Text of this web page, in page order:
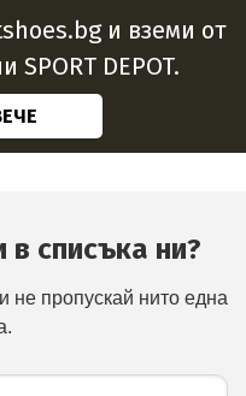
и вземи от
SPORT DEPOT.
списъка ни?
не пропускай нито една